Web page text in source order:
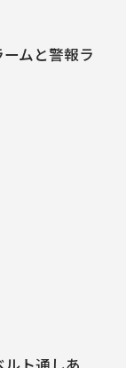
ムと警報ラ